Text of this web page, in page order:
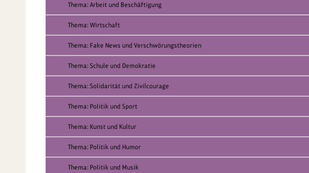
Thema: Arbeit und Beschäftigung
Thema: Wirtschaft
Thema: Fake News und Verschwörungstheorien
Thema: Schule und Demokratie
Thema: Solidarität und Zivilcourage
Thema: Politik und Sport
Thema: Kunst und Kultur
Thema: Politik und Humor
Thema: Politik und Musik